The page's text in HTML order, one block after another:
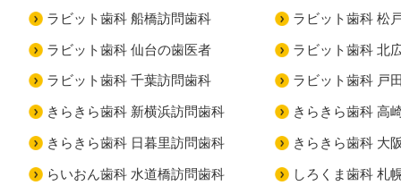
ラビット歯科 船橋訪問歯科 ラビット歯科 松
ラビット歯科 仙台の歯医者 ラビット歯科 北
ラビット歯科 千葉訪問歯科 ラビット歯科 戸
きらきら歯科 新横浜訪問歯科 きらきら歯科 高
きらきら歯科 日暮里訪問歯科 きらきら歯科 大
らいおん歯科 水道橋訪問歯科 しろくま歯科 札